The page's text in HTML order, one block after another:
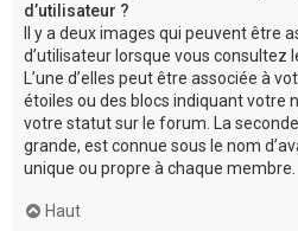
d’utilisateur ?
Il y a deux images qui peuvent être
d’utilisateur lorsque vous consultez
L’une d’elles peut être associée à
étoiles ou des blocs indiquant votre
votre statut sur le forum. La
grande, est connue sous le nom
unique ou propre à chaque membre.
Haut